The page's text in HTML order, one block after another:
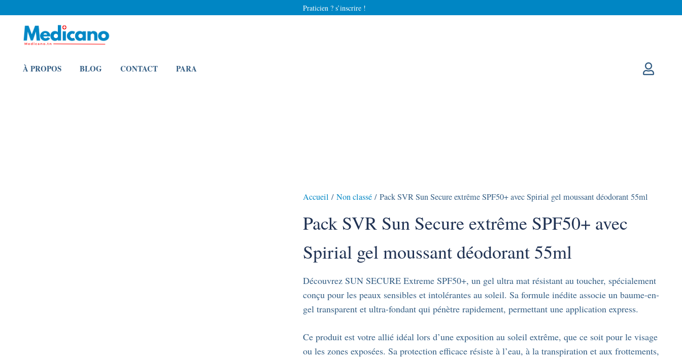
Praticien ? s’inscrire !
À PROPOS BLOG CONTACT PARA
Accueil / Non classé/ Pack SVR Sun Secure extrême SPF50+ avec Spirial gel moussant déodorant 55ml
Pack SVR Sun Secure extrême SPF50+ avec
Spirial gel moussant déodorant 55ml
Découvrez SUN SECURE Extreme SPF50+, un gel ultra mat résistant au toucher, spécialement
conçu pour les peaux sensibles et intolérantes au soleil. Sa formule inédite associe un baume-en-
gel transparent et ultra-fondant qui pénètre rapidement, permettant une application express.
Ce produit est votre allié idéal lors d’une exposition au soleil extrême, que ce soit pour le visage
ou les zones exposées. Sa protection efficace résiste à l’eau, à la transpiration et aux frottements,